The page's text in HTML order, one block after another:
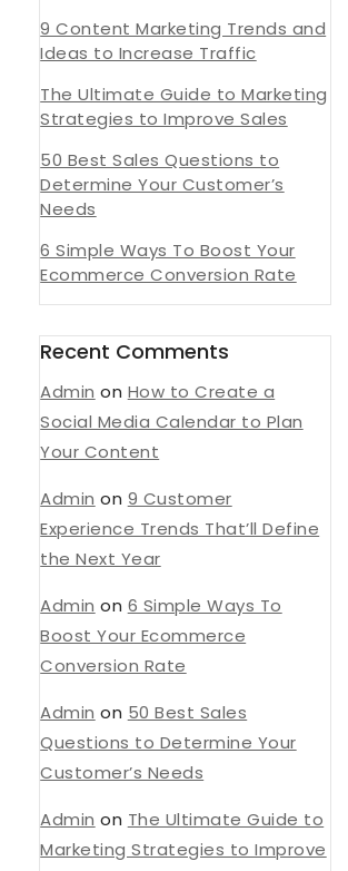
9 Content Marketing Trends and
Ideas to Increase Traffic
The Ultimate Guide to Marketing
Strategies to Improve Sales
50 Best Sales Questions to
Determine Your Customer’s
Needs
6 Simple Ways To Boost Your
Ecommerce Conversion Rate
Recent Comments
Admin on How to Create a
Social Media Calendar to Plan
Your Content
Admin on 9 Customer
Experience Trends That’ll Define
the Next Year
Admin on 6 Simple Ways To
Boost Your Ecommerce
Conversion Rate
Admin on 50 Best Sales
Questions to Determine Your
Customer’s Needs
Admin on The Ultimate Guide to
Marketing Strategies to Improve